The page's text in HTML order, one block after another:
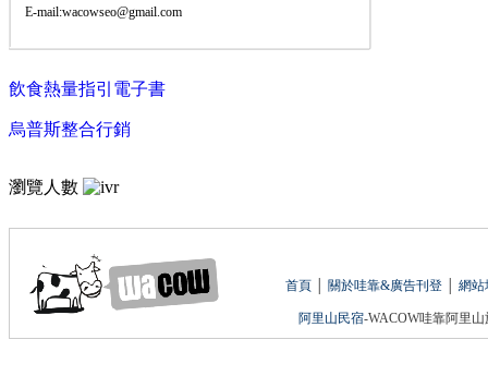
E-mail:wacowseo@gmail.com
飲食熱量指引電子書
烏普斯整合行銷
瀏覽人數
首頁│ 關於哇靠&廣告刊登│ 網站
阿里山民宿-WACOW哇靠阿里山